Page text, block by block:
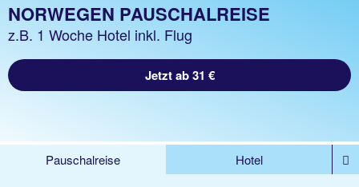
NORWEGEN PAUSCHALREISE
z.B. 1 Woche Hotel inkl. Flug
Jetzt ab 31 €
Pauschalreise
Hotel